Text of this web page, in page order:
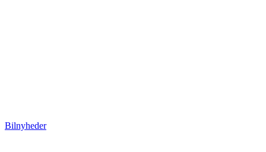
Bilnyheder